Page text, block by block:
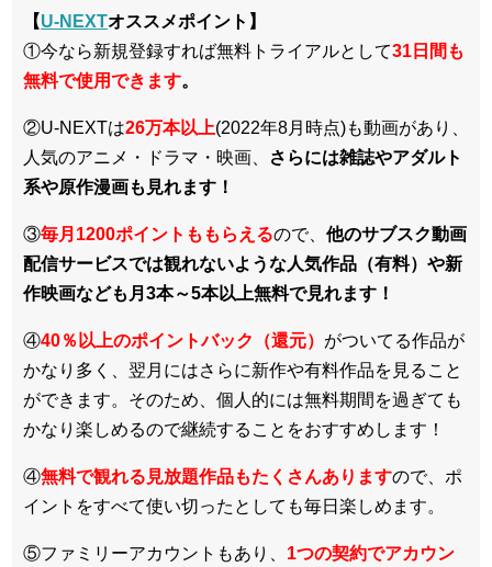
【U-NEXTオススメポイント】
①今なら新規登録すれば無料トライアルとして31日間も
無料で使用できます。
②U-NEXTは26万本以上(2022年8月時点)も動画があり、
人気のアニメ・ドラマ・映画、
さらには雑誌やアダルト
系や原作漫画も見れます！
③毎月1200ポイントももらえるので、 他のサブスク動画
配信サービスでは観れないような人気作品（有料）や新
作映画なども月3本～5本以上無料で見れます！
④40％以上のポイントバック（還元） がついてる作品が
かなり多く、翌月にはさらに新作や有料作品を見ること
ができます。そのため、個人的には無料期間を過ぎても
かなり楽しめるので継続することをおすすめします！
④無料で観れる見放題作品もたくさんありますので、ポ
イントをすべて使い切ったとしても毎日楽しめます。
⑤ファミリーアカウントもあり、 1つの契約でアカウン